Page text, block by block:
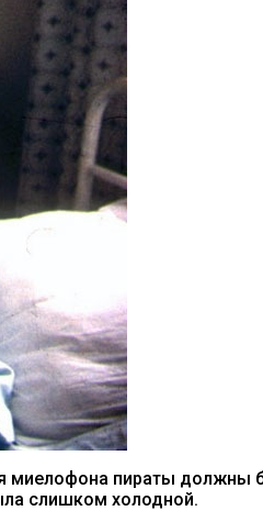
миелофона пираты должны
слишком холодной.